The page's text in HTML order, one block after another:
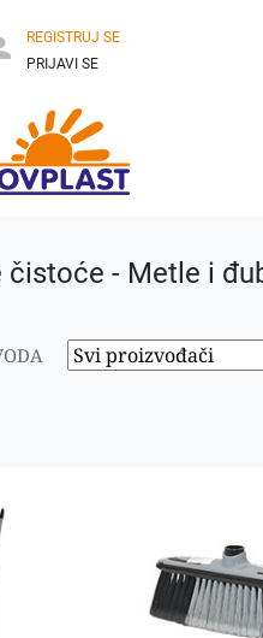
REGISTRUJ SE
PRIJAVI SE
čistoće - Metle i